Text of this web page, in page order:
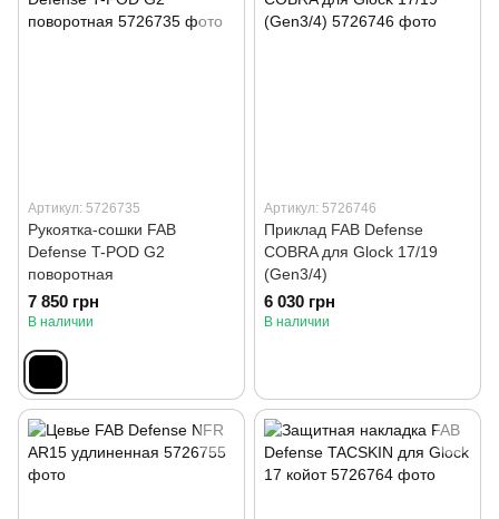
Артикул: 5726735
Рукоятка-сошки FAB
Defense T-POD G2
поворотная
7 850 грн
В наличии
Артикул: 5726746
Приклад FAB Defense
COBRA для Glock 17/19
(Gen3/4)
6 030 грн
В наличии